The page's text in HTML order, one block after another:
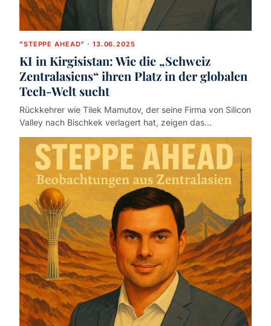
"STEPPE AHEAD" · 13.06.2025
KI in Kirgisistan: Wie die „Schweiz
Zentralasiens“ ihren Platz in der globalen
Tech-Welt sucht
Rückkehrer wie Tilek Mamutov, der seine Firma von Silicon
Valley nach Bischkek verlagert hat, zeigen das…